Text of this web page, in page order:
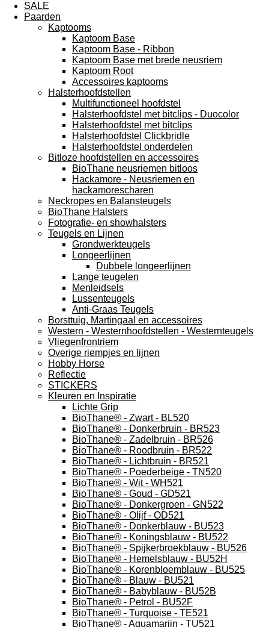
SALE
Paarden
Kaptooms
Kaptoom Base
Kaptoom Base - Ribbon
Kaptoom Base met brede neusriem
Kaptoom Root
Accessoires kaptooms
Halsterhoofdstellen
Multifunctioneel hoofdstel
Halsterhoofdstel met bitclips - Duocolor
Halsterhoofdstel met bitclips
Halsterhoofdstel Clickbridle
Halsterhoofdstel onderdelen
Bitloze hoofdstellen en accessoires
BioThane neusriemen bitloos
Hackamore - Neusriemen en
hackamorescharen
Neckropes en Balansteugels
BioThane Halsters
Fotografie- en showhalsters
Teugels en Lijnen
Grondwerkteugels
Longeerlijnen
Dubbele longeerlijnen
Lange teugelen
Menleidsels
Lussenteugels
Anti-Graas Teugels
Borsttuig, Martingaal en accessoires
Western - Westernhoofdstellen - Westernteugels
Vliegenfrontriem
Overige riempjes en lijnen
Hobby Horse
Reflectie
STICKERS
Kleuren en Inspiratie
Lichte Grip
BioThane® - Zwart - BL520
BioThane® - Donkerbruin - BR523
BioThane® - Zadelbruin - BR526
BioThane® - Roodbruin - BR522
BioThane® - Lichtbruin - BR521
BioThane® - Poederbeige - TN520
BioThane® - Wit - WH521
BioThane® - Goud - GD521
BioThane® - Donkergroen - GN522
BioThane® - Olijf - OD521
BioThane® - Donkerblauw - BU523
BioThane® - Koningsblauw - BU522
BioThane® - Spijkerbroekblauw - BU526
BioThane® - Hemelsblauw - BU52H
BioThane® - Korenbloemblauw - BU525
BioThane® - Blauw - BU521
BioThane® - Babyblauw - BU52B
BioThane® - Petrol - BU52F
BioThane® - Turquoise - TE521
BioThane® - Aquamarijn - TU521